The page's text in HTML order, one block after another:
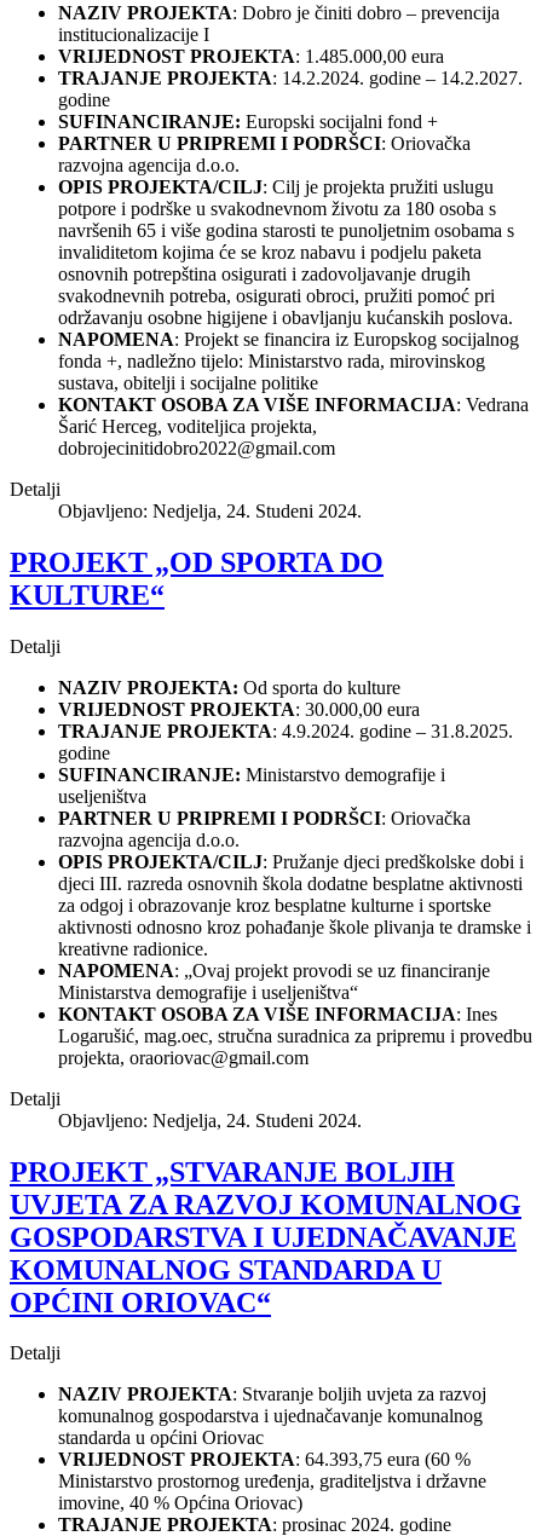
NAZIV PROJEKTA: Dobro je činiti dobro – prevencija
institucionalizacije I
VRIJEDNOST PROJEKTA: 1.485.000,00 eura
TRAJANJE PROJEKTA: 14.2.2024. godine – 14.2.2027.
godine
SUFINANCIRANJE: Europski socijalni fond +
PARTNER U PRIPREMI I PODRŠCI: Oriovačka
razvojna agencija d.o.o.
OPIS PROJEKTA/CILJ: Cilj je projekta pružiti uslugu
potpore i podrške u svakodnevnom životu za 180 osoba s
navršenih 65 i više godina starosti te punoljetnim osobama s
invaliditetom kojima će se kroz nabavu i podjelu paketa
osnovnih potrepština osigurati i zadovoljavanje drugih
svakodnevnih potreba, osigurati obroci, pružiti pomoć pri
održavanju osobne higijene i obavljanju kućanskih poslova.
NAPOMENA: Projekt se financira iz Europskog socijalnog
fonda +, nadležno tijelo: Ministarstvo rada, mirovinskog
sustava, obitelji i socijalne politike
KONTAKT OSOBA ZA VIŠE INFORMACIJA: Vedrana
Šarić Herceg, voditeljica projekta,
dobrojecinitidobro2022@gmail.com
Detalji
Objavljeno: Nedjelja, 24. Studeni 2024.
PROJEKT „OD SPORTA DO
KULTURE“
Detalji
NAZIV PROJEKTA: Od sporta do kulture
VRIJEDNOST PROJEKTA: 30.000,00 eura
TRAJANJE PROJEKTA: 4.9.2024. godine – 31.8.2025.
godine
SUFINANCIRANJE: Ministarstvo demografije i
useljeništva
PARTNER U PRIPREMI I PODRŠCI: Oriovačka
razvojna agencija d.o.o.
OPIS PROJEKTA/CILJ: Pružanje djeci predškolske dobi i
djeci III. razreda osnovnih škola dodatne besplatne aktivnosti
za odgoj i obrazovanje kroz besplatne kulturne i sportske
aktivnosti odnosno kroz pohađanje škole plivanja te dramske i
kreativne radionice.
NAPOMENA: „Ovaj projekt provodi se uz financiranje
Ministarstva demografije i useljeništva“
KONTAKT OSOBA ZA VIŠE INFORMACIJA: Ines
Logarušić, mag.oec, stručna suradnica za pripremu i provedbu
projekta, oraoriovac@gmail.com
Detalji
Objavljeno: Nedjelja, 24. Studeni 2024.
PROJEKT „STVARANJE BOLJIH
UVJETA ZA RAZVOJ KOMUNALNOG
GOSPODARSTVA I UJEDNAČAVANJE
KOMUNALNOG STANDARDA U
OPĆINI ORIOVAC“
Detalji
NAZIV PROJEKTA: Stvaranje boljih uvjeta za razvoj
komunalnog gospodarstva i ujednačavanje komunalnog
standarda u općini Oriovac
VRIJEDNOST PROJEKTA: 64.393,75 eura (60 %
Ministarstvo prostornog uređenja, graditeljstva i državne
imovine, 40 % Općina Oriovac)
TRAJANJE PROJEKTA: prosinac 2024. godine